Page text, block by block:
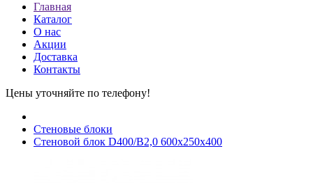
Главная
Каталог
О нас
Акции
Доставка
Контакты
Цены уточняйте по телефону!
Стеновые блоки
Cтеновой блок D400/В2,0 600х250х400